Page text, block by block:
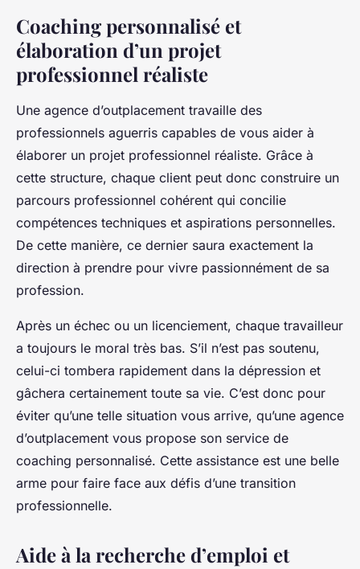
Coaching personnalisé et
élaboration d’un projet
professionnel réaliste
Une agence d’outplacement travaille des
professionnels aguerris capables de vous aider à
élaborer un projet professionnel réaliste. Grâce à
cette structure, chaque client peut donc construire un
parcours professionnel cohérent qui concilie
compétences techniques et aspirations personnelles.
De cette manière, ce dernier saura exactement la
direction à prendre pour vivre passionnément de sa
profession.
Après un échec ou un licenciement, chaque travailleur
a toujours le moral très bas. S’il n’est pas soutenu,
celui-ci tombera rapidement dans la dépression et
gâchera certainement toute sa vie. C’est donc pour
éviter qu’une telle situation vous arrive, qu’une agence
d’outplacement vous propose son service de
coaching personnalisé. Cette assistance est une belle
arme pour faire face aux défis d’une transition
professionnelle.
Aide à la recherche d’emploi et